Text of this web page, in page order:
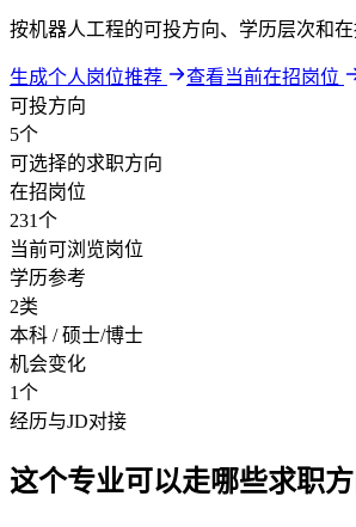
按机器人工程的可投方向、学历层次和
生成个人岗位推荐
查看当前在招岗位
可投方向
5个
可选择的求职方向
在招岗位
231个
当前可浏览岗位
学历参考
2类
本科 / 硕士/博士
机会变化
1个
经历与JD对接
这个专业可以走哪些求职